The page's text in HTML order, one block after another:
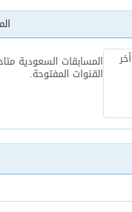
المسابقات السعودية
القنوات المفتوحة.